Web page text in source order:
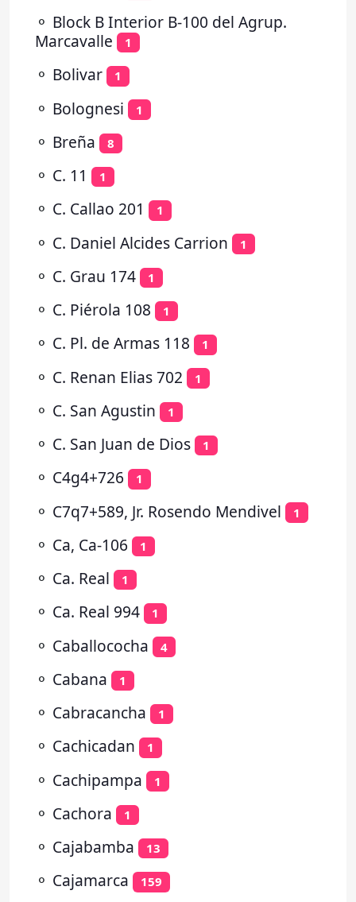
⚬ Block B Interior B-100 del Agrup.
Marcavalle
1
⚬ Bolivar 1
⚬ Bolognesi 1
⚬ Breña 8
⚬ C. 11 1
⚬ C. Callao 201 1
⚬ C. Daniel Alcides Carrion 1
⚬ C. Grau 174 1
⚬ C. Piérola 108 1
⚬ C. Pl. de Armas 118 1
⚬ C. Renan Elias 702 1
⚬ C. San Agustin 1
⚬ C. San Juan de Dios 1
⚬ C4g4+726 1
⚬ C7q7+589, Jr. Rosendo Mendivel 1
⚬ Ca, Ca-106 1
⚬ Ca. Real 1
⚬ Ca. Real 994 1
⚬ Caballococha 4
⚬ Cabana 1
⚬ Cabracancha 1
⚬ Cachicadan 1
⚬ Cachipampa 1
⚬ Cachora 1
⚬ Cajabamba 13
⚬ Cajamarca 159